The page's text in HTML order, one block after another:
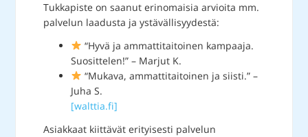
Tukkapiste on saanut erinomaisia arvioita mm.
palvelun laadusta ja ystävällisyydestä:
“Hyvä ja ammattitaitoinen kampaaja.
Suosittelen!” – Marjut K.
“Mukava, ammattitaitoinen ja siisti.” –
Juha S.
[walttia.fi]
Asiakkaat kiittävät erityisesti palvelun